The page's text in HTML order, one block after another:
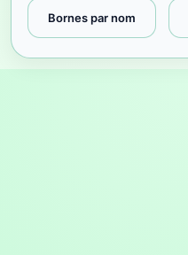
Bornes par nom